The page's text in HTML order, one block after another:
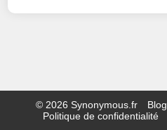
© 2026 Synonymous.fr Blog
Politique de confidentialité